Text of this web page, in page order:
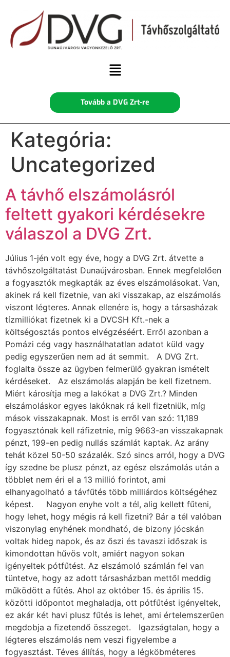
Tovább a DVG Zrt-re
Kategória:
Uncategorized
A távhő elszámolásról
feltett gyakori kérdésekre
válaszol a DVG Zrt.
Július 1-jén volt egy éve, hogy a DVG Zrt. átvette a
távhőszolgáltatást Dunaújvárosban. Ennek megfelelően
a fogyasztók megkapták az éves elszámolásokat. Van,
akinek rá kell fizetnie, van aki visszakap, az elszámolás
viszont légteres. Annak ellenére is, hogy a társasházak
tízmilliókat fizetnek ki a DVCSH Kft.-nek a
költségosztás pontos elvégzéséért. Erről azonban a
Pomázi cég vagy használhatatlan adatot küld vagy
pedig egyszerűen nem ad át semmit. A DVG Zrt.
foglalta össze az ügyben felmerülő gyakran ismételt
kérdéseket. Az elszámolás alapján be kell fizetnem.
Miért károsítja meg a lakókat a DVG Zrt.? Minden
elszámoláskor egyes lakóknak rá kell fizetniük, míg
mások visszakapnak. Most is erről van szó: 11,189
fogyasztónak kell ráfizetnie, míg 9663-an visszakapnak
pénzt, 199-en pedig nullás számlát kaptak. Az arány
tehát közel 50-50 százalék. Szó sincs arról, hogy a DVG
így szedne be plusz pénzt, az egész elszámolás után a
többlet nem éri el a 13 millió forintot, ami
elhanyagolható a távfűtés több milliárdos költségéhez
képest. Nagyon enyhe volt a tél, alig kellett fűteni,
hogy lehet, hogy mégis rá kell fizetni? Bár a tél valóban
viszonylag enyhének mondható, de bizony jócskán
voltak hideg napok, és az őszi és tavaszi időszak is
kimondottan hűvös volt, amiért nagyon sokan
igényeltek pótfűtést. Az elszámoló számlán fel van
tüntetve, hogy az adott társasházban mettől meddig
működött a fűtés. Ahol az október 15. és április 15.
közötti időpontot meghaladja, ott pótfűtést igényeltek,
ez akár két havi plusz fűtés is lehet, ami értelemszerűen
megdobja a fizetendő összeget. Igazságtalan, hogy a
légteres elszámolás nem veszi figyelembe a
fogyasztást. Téves állítás, hogy a légköbméteres